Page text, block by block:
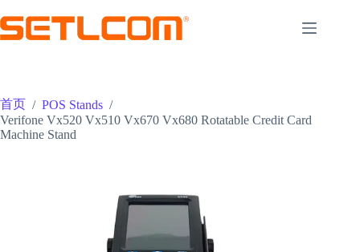
至
内
首页 / POS Stands /
Verifone Vx520 Vx510 Vx670 Vx680 Rotatable Credit Card
Machine Stand